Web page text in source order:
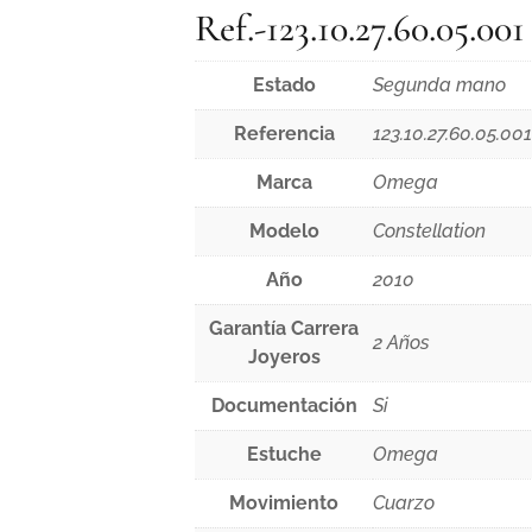
Ref.-123.10.27.60.05.001
Estado Segunda mano
Referencia 123.10.27.60.05.001
Marca Omega
Modelo Constellation
Año 2010
Garantía Carrera
Joyeros
2 Años
Documentación Si
Estuche Omega
Movimiento Cuarzo